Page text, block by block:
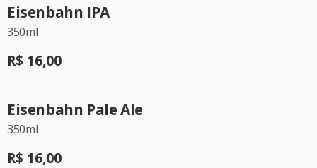
Eisenbahn IPA
350ml
R$ 16,00
Eisenbahn Pale Ale
350ml
R$ 16,00